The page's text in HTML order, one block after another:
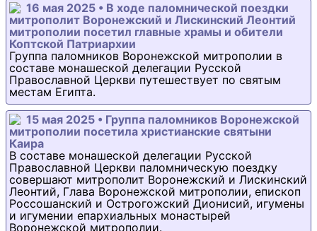
16 мая 2025 • В ходе паломнической поездки
митрополит Воронежский и Лискинский Леонтий
митрополии посетил главные храмы и обители
Коптской Патриархии
Группа паломников Воронежской митрополии в
составе монашеской делегации Русской
Православной Церкви путешествует по святым
местам Египта.
15 мая 2025 • Группа паломников Воронежской
митрополии посетила христианские святыни
Каира
В составе монашеской делегации Русской
Православной Церкви паломническую поездку
совершают митрополит Воронежский и Лискинский
Леонтий, Глава Воронежской митрополии, епископ
Россошанский и Острогожский Дионисий, игумены
и игумении епархиальных монастырей
Воронежской митрополии.